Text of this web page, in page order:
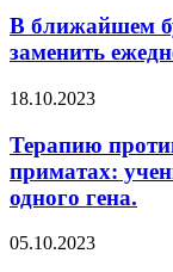
В ближайшем
заменить
18.10.2023
Терапию
приматах:
одного гена.
05.10.2023